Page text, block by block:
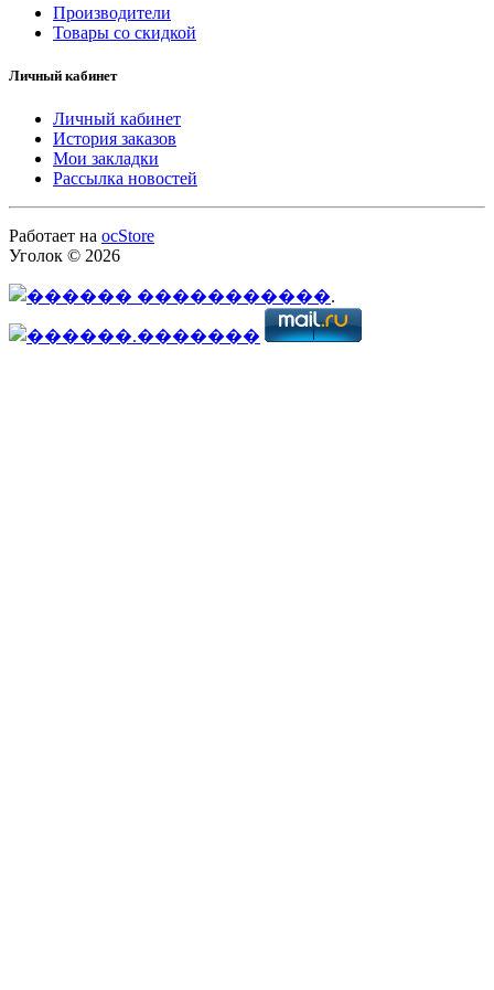
Производители
Товары со скидкой
Личный кабинет
Личный кабинет
История заказов
Мои закладки
Рассылка новостей
Работает на ocStore
Уголок © 2026
.